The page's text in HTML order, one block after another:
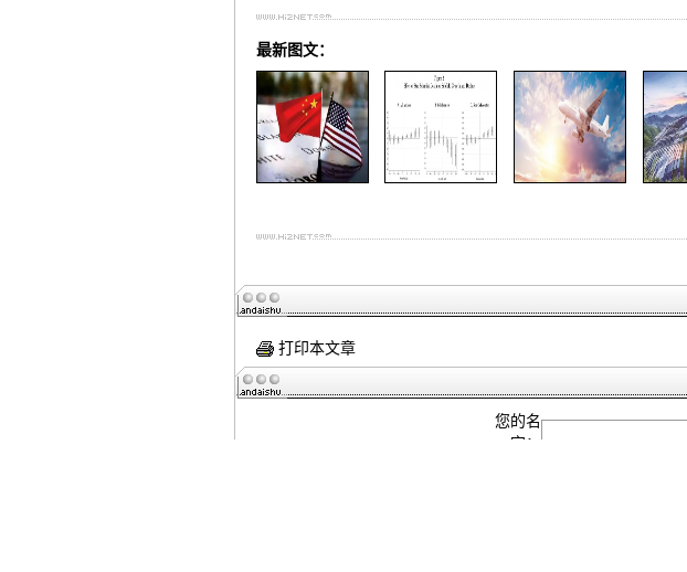
最新图文：
打印本文章
您的名
字：